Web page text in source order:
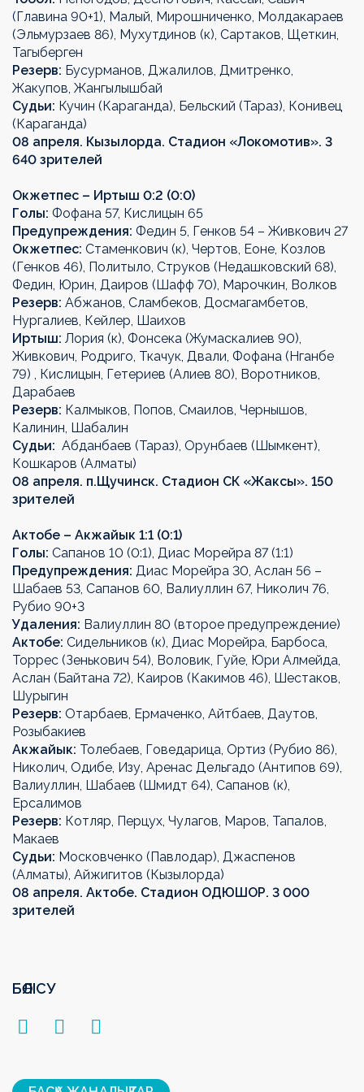
(Главина 90+1), Малый, Мирошниченко, Молдакараев
(Эльмурзаев 86), Мухутдинов (к), Сартаков, Щеткин,
Тагыберген
Резерв: Бусурманов, Джалилов, Дмитренко,
Жакупов, Жангылышбай
Судьи: Кучин (Караганда), Бельский (Тараз), Конивец
(Караганда)
08 апреля. Кызылорда. Стадион «Локомотив». 3
640 зрителей
Окжетпес – Иртыш 0:2 (0:0)
Голы: Фофана 57, Кислицын 65
Предупреждения: Федин 5, Генков 54 – Живкович 27
Окжетпес: Стаменкович (к), Чертов, Еоне, Козлов
(Генков 46), Политыло, Струков (Недашковский 68),
Федин, Юрин, Даиров (Шафф 70), Марочкин, Волков
Резерв: Абжанов, Сламбеков, Досмагамбетов,
Нургалиев, Кейлер, Шаихов
Иртыш: Лория (к), Фонсека (Жумаскалиев 90),
Живкович, Родриго, Ткачук, Двали, Фофана (Нганбе
79) , Кислицын, Гетериев (Алиев 80), Воротников,
Дарабаев
Резерв: Калмыков, Попов, Смаилов, Чернышов,
Калинин, Шабалин
Судьи: Абданбаев (Тараз), Орунбаев (Шымкент),
Кошкаров (Алматы)
08 апреля. п.Щучинск. Стадион СК «Жаксы». 150
зрителей
Актобе – Акжайык 1:1 (0:1)
Голы: Сапанов 10 (0:1), Диас Морейра 87 (1:1)
Предупреждения: Диас Морейра 30, Аслан 56 –
Шабаев 53, Сапанов 60, Валиуллин 67, Николич 76,
Рубио 90+3
Удаления: Валиуллин 80 (второе предупреждение)
Актобе: Сидельников (к), Диас Морейра, Барбоса,
Торрес (Зенькович 54), Воловик, Гуйе, Юри Алмейда,
Аслан (Байтана 72), Каиров (Какимов 46), Шестаков,
Шурыгин
Резерв: Отарбаев, Ермаченко, Айтбаев, Даутов,
Розыбакиев
Акжайык: Толебаев, Говедарица, Ортиз (Рубио 86),
Николич, Одибе, Изу, Аренас Дельгадо (Антипов 69),
Валиуллин, Шабаев (Шмидт 64), Сапанов (к),
Ерсалимов
Резерв: Котляр, Перцух, Чулагов, Маров, Тапалов,
Макаев
Судьи: Московченко (Павлодар), Джаспенов
(Алматы), Айжигитов (Кызылорда)
08 апреля. Актобе. Стадион ОДЮШОР. 3 000
зрителей
БӨЛІСУ